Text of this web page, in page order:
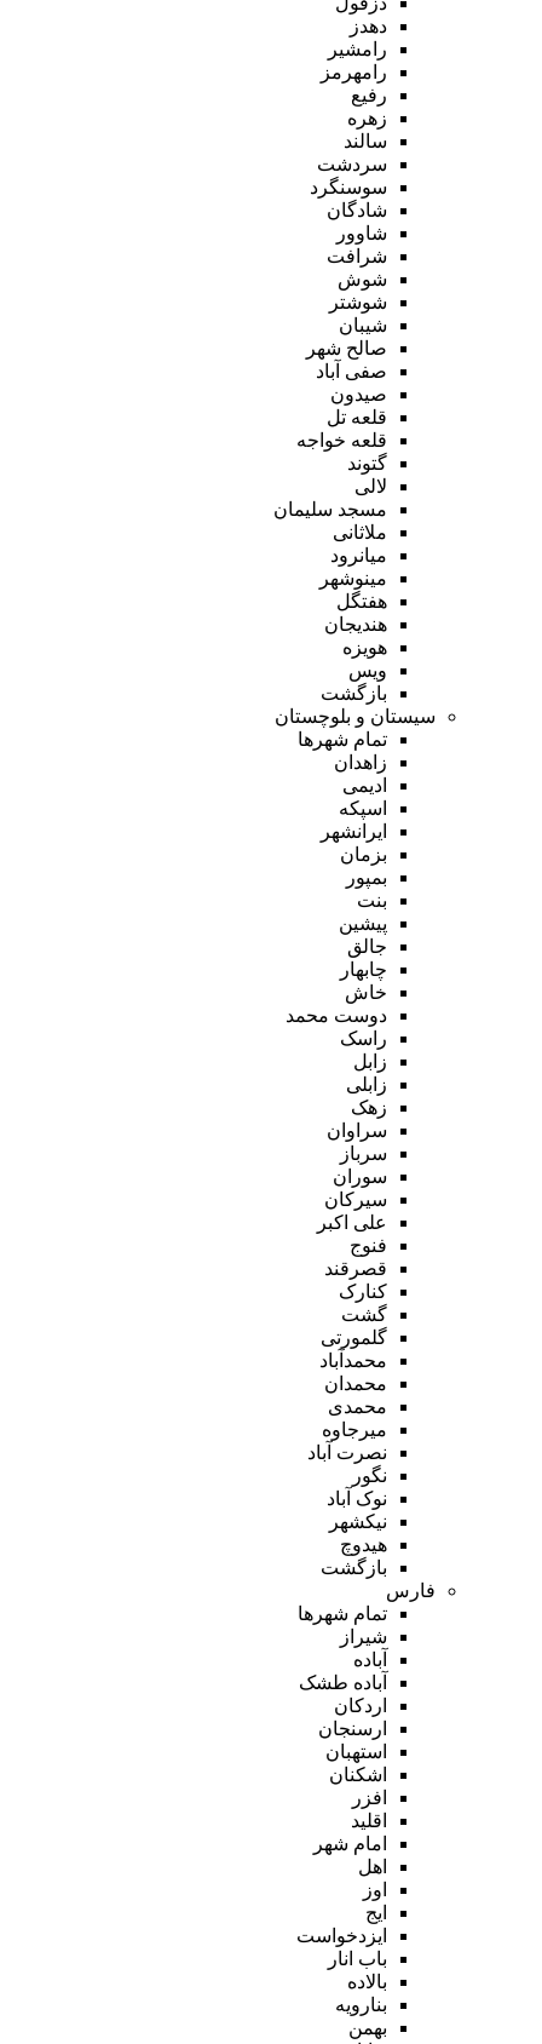
دهدز
رامشیر
رامهرمز
رفیع
زهره
سالند
سردشت
سوسنگرد
شادگان
شاوور
شرافت
شوش
شوشتر
شیبان
صالح شهر
صفی آباد
صیدون
قلعه تل
قلعه خواجه
گتوند
لالی
مسجد سلیمان
ملاثانی
میانرود
مینوشهر
هفتگل
هندیجان
هویزه
ویس
بازگشت
سیستان و بلوچستان
تمام شهر‌ها
زاهدان
ادیمی
اسپکه
ایرانشهر
بزمان
بمپور
بنت
پیشین
جالق
چابهار
خاش
دوست محمد
راسک
زابل
زابلی
زهک
سراوان
سرباز
سوران
سیرکان
علی اکبر
فنوج
قصرقند
کنارک
گشت
گلمورتی
محمدآباد
محمدان
محمدی
میرجاوه
نصرت آباد
نگور
نوک آباد
نیکشهر
هیدوچ
بازگشت
فارس
تمام شهر‌ها
شیراز
آباده
آباده طشک
اردکان
ارسنجان
استهبان
اشکنان
افزر
اقلید
امام شهر
اهل
اوز
ایج
ایزدخواست
باب انار
بالاده
بنارویه
بهمن